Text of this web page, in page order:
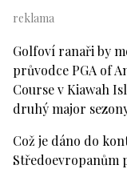
Golfoví ranaři by
průvodce PGA of
Course v Kiawah
druhý major
Což je dáno do
Středoevropanům